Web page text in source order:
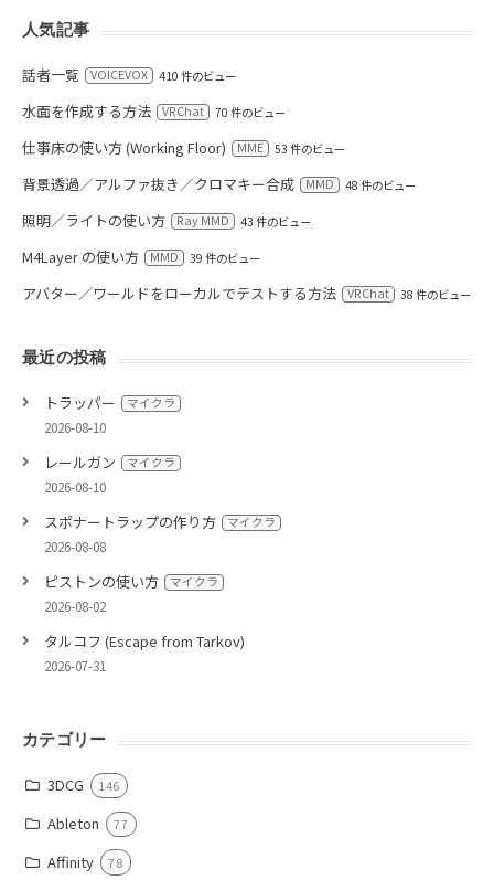
人気記事
話者一覧 VOICEVOX 410 件のビュー
水面を作成する方法 VRChat 70 件のビュー
仕事床の使い方 (Working Floor) MME 53 件のビュー
背景透過／アルファ抜き／クロマキー合成 MMD 48 件のビュー
照明／ライトの使い方 Ray MMD 43 件のビュー
M4Layer の使い方 MMD 39 件のビュー
アバター／ワールドをローカルでテストする方法 VRChat 38 件のビュー
最近の投稿
トラッパー マイクラ
2026-08-10
レールガン マイクラ
2026-08-10
スポナートラップの作り方 マイクラ
2026-08-08
ピストンの使い方 マイクラ
2026-08-02
タルコフ (Escape from Tarkov)
2026-07-31
カテゴリー
3DCG 146
Ableton 77
Affinity 78